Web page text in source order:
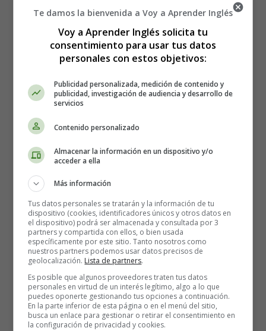
arrugadas
Wrinkled potatoes - Papas
arrugadas
There are several ways of cooking 'papas arrugadas'
(wrinkled potatoes). This is one of the easiest ways.
Cover the potatoes with peel but properly washed with
water and add a quarter of a kilo of salt for each kilo of
potatoes.
Te damos la bienvenida a Voy a Aprender Inglés
Voy a Aprender Inglés solicita tu
consentimiento para usar tus datos
personales con estos objetivos:
Publicidad personalizada, medición de contenido y
publicidad, investigación de audiencia y desarrollo de
servicios
Contenido personalizado
Almacenar la información en un dispositivo y/o
acceder a ella
Más información
Tus datos personales se tratarán y la información de tu
dispositivo (cookies, identificadores únicos y otros datos en
el dispositivo) podrá ser almacenada y consultada por 3
partners y compartida con ellos, o bien usada
específicamente por este sitio. Tanto nosotros como
nuestros partners podemos usar datos precisos de
geolocalización. Lista de partners.
Es posible que algunos proveedores traten tus datos
personales en virtud de un interés legítimo, algo a lo que
puedes oponerte gestionando tus opciones a continuación.
En la parte inferior de esta página o en el menú del sitio,
busca un enlace para gestionar o retirar el consentimiento en
la configuración de privacidad y cookies.